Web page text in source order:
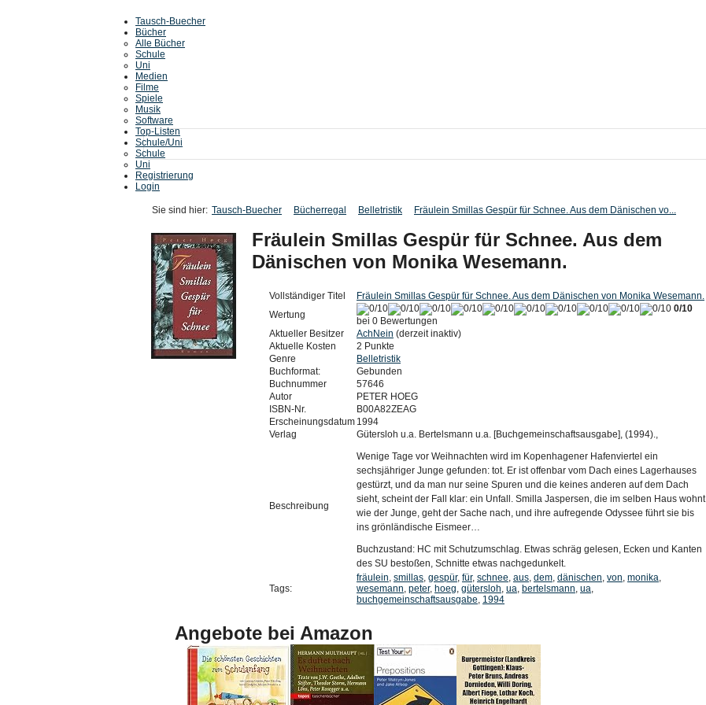
Tausch-Buecher
Bücher
Alle Bücher
Schule
Uni
Medien
Filme
Spiele
Musik
Software
Top-Listen
Schule/Uni
Schule
Uni
Registrierung
Login
Sie sind hier: Tausch-Buecher Bücherregal Belletristik Fräulein Smillas Gespür für Schnee. Aus dem Dänischen vo...
Fräulein Smillas Gespür für Schnee. Aus dem
Dänischen von Monika Wesemann.
Vollständiger Titel
Fräulein Smillas Gespür für Schnee. Aus dem Dänischen von Monika Wesemann.
Wertung
0/10
bei 0 Bewertungen
Aktueller Besitzer
AchNein (derzeit inaktiv)
Aktuelle Kosten
2 Punkte
Genre
Belletristik
Buchformat:
Gebunden
Buchnummer
57646
Autor
PETER HOEG
ISBN-Nr.
B00A82ZEAG
Erscheinungsdatum 1994
Verlag
Gütersloh u.a. Bertelsmann u.a. [Buchgemeinschaftsausgabe], (1994).,
Beschreibung
Wenige Tage vor Weihnachten wird im Kopenhagener Hafenviertel ein
sechsjähriger Junge gefunden: tot. Er ist offenbar vom Dach eines Lagerhauses
gestürzt, und da man nur seine Spuren und die keines anderen auf dem Dach
sieht, scheint der Fall klar: ein Unfall. Smilla Jaspersen, die im selben Haus wohnt
wie der Junge, geht der Sache nach, und ihre aufregende Odyssee führt sie bis
ins grönländische Eismeer…
Buchzustand: HC mit Schutzumschlag. Etwas schräg gelesen, Ecken und Kanten
des SU bestoßen, Schnitte etwas nachgedunkelt.
Tags:
fräulein, smillas, gespür, für, schnee, aus, dem, dänischen, von, monika,
wesemann, peter, hoeg, gütersloh, ua, bertelsmann, ua,
buchgemeinschaftsausgabe, 1994
Angebote bei Amazon